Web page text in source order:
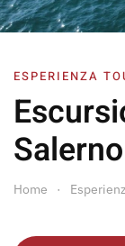
ESPERIENZA
Salerno
Home